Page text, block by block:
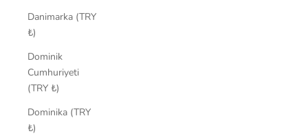
Danimarka (TRY
₺)
Dominik
Cumhuriyeti
(TRY ₺)
Dominika (TRY
₺)